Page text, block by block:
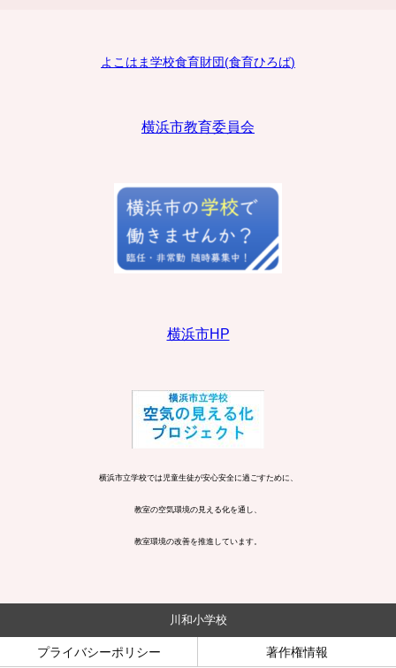
よこはま学校食育財団(食育ひろば)
横浜市教育委員会
横浜市HP
横浜市立学校では児童生徒が安心安全に過ごすために、
教室の空気環境の見える化を通し、
教室環境の改善を推進しています。
川和小学校
プライバシーポリシー 著作権情報